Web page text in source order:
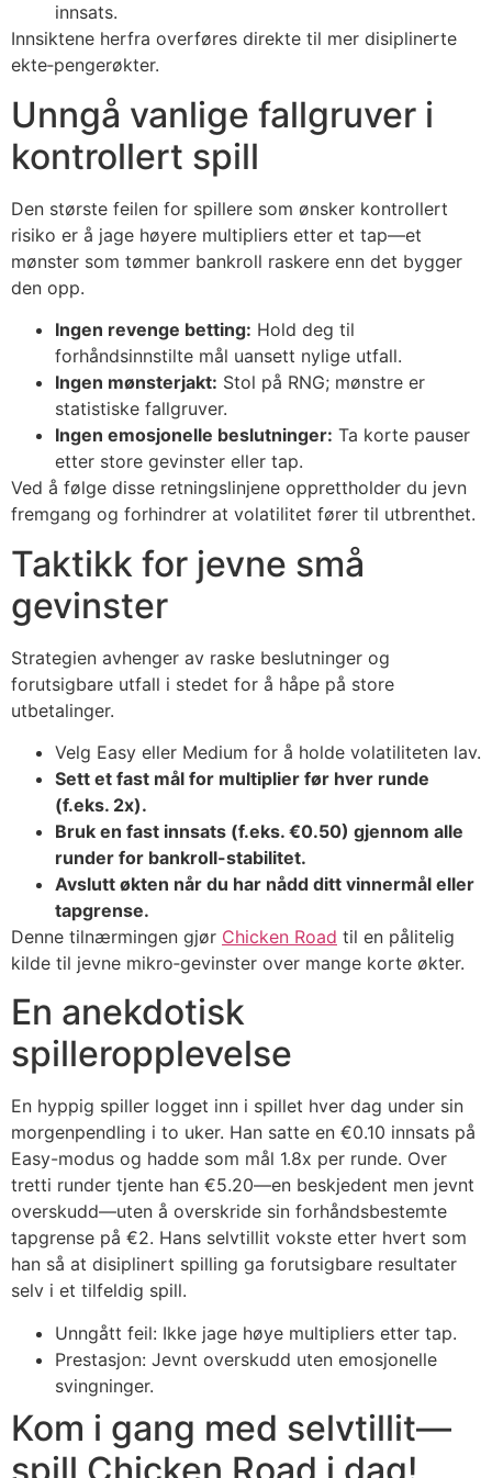
innsats.
Innsiktene herfra overføres direkte til mer disiplinerte
ekte‑pengerøkter.
Unngå vanlige fallgruver i
kontrollert spill
Den største feilen for spillere som ønsker kontrollert
risiko er å jage høyere multipliers etter et tap—et
mønster som tømmer bankroll raskere enn det bygger
den opp.
Ingen revenge betting: Hold deg til
forhåndsinnstilte mål uansett nylige utfall.
Ingen mønsterjakt: Stol på RNG; mønstre er
statistiske fallgruver.
Ingen emosjonelle beslutninger: Ta korte pauser
etter store gevinster eller tap.
Ved å følge disse retningslinjene opprettholder du jevn
fremgang og forhindrer at volatilitet fører til utbrenthet.
Taktikk for jevne små
gevinster
Strategien avhenger av raske beslutninger og
forutsigbare utfall i stedet for å håpe på store
utbetalinger.
Velg Easy eller Medium for å holde volatiliteten lav.
Sett et fast mål for multiplier før hver runde
(f.eks. 2x).
Bruk en fast innsats (f.eks. €0.50) gjennom alle
runder for bankroll-stabilitet.
Avslutt økten når du har nådd ditt vinnermål eller
tapgrense.
Denne tilnærmingen gjør Chicken Road til en pålitelig
kilde til jevne mikro‑gevinster over mange korte økter.
En anekdotisk
spilleropplevelse
En hyppig spiller logget inn i spillet hver dag under sin
morgenpendling i to uker. Han satte en €0.10 innsats på
Easy-modus og hadde som mål 1.8x per runde. Over
tretti runder tjente han €5.20—en beskjedent men jevnt
overskudd—uten å overskride sin forhåndsbestemte
tapgrense på €2. Hans selvtillit vokste etter hvert som
han så at disiplinert spilling ga forutsigbare resultater
selv i et tilfeldig spill.
Unngått feil: Ikke jage høye multipliers etter tap.
Prestasjon: Jevnt overskudd uten emosjonelle
svingninger.
Kom i gang med selvtillit—